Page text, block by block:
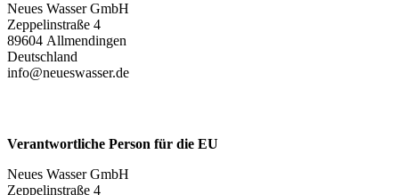
Neues Wasser GmbH
Zeppelinstraße 4
89604 Allmendingen
Deutschland
info@neueswasser.de
Verantwortliche Person für die EU
Neues Wasser GmbH
Zeppelinstraße 4